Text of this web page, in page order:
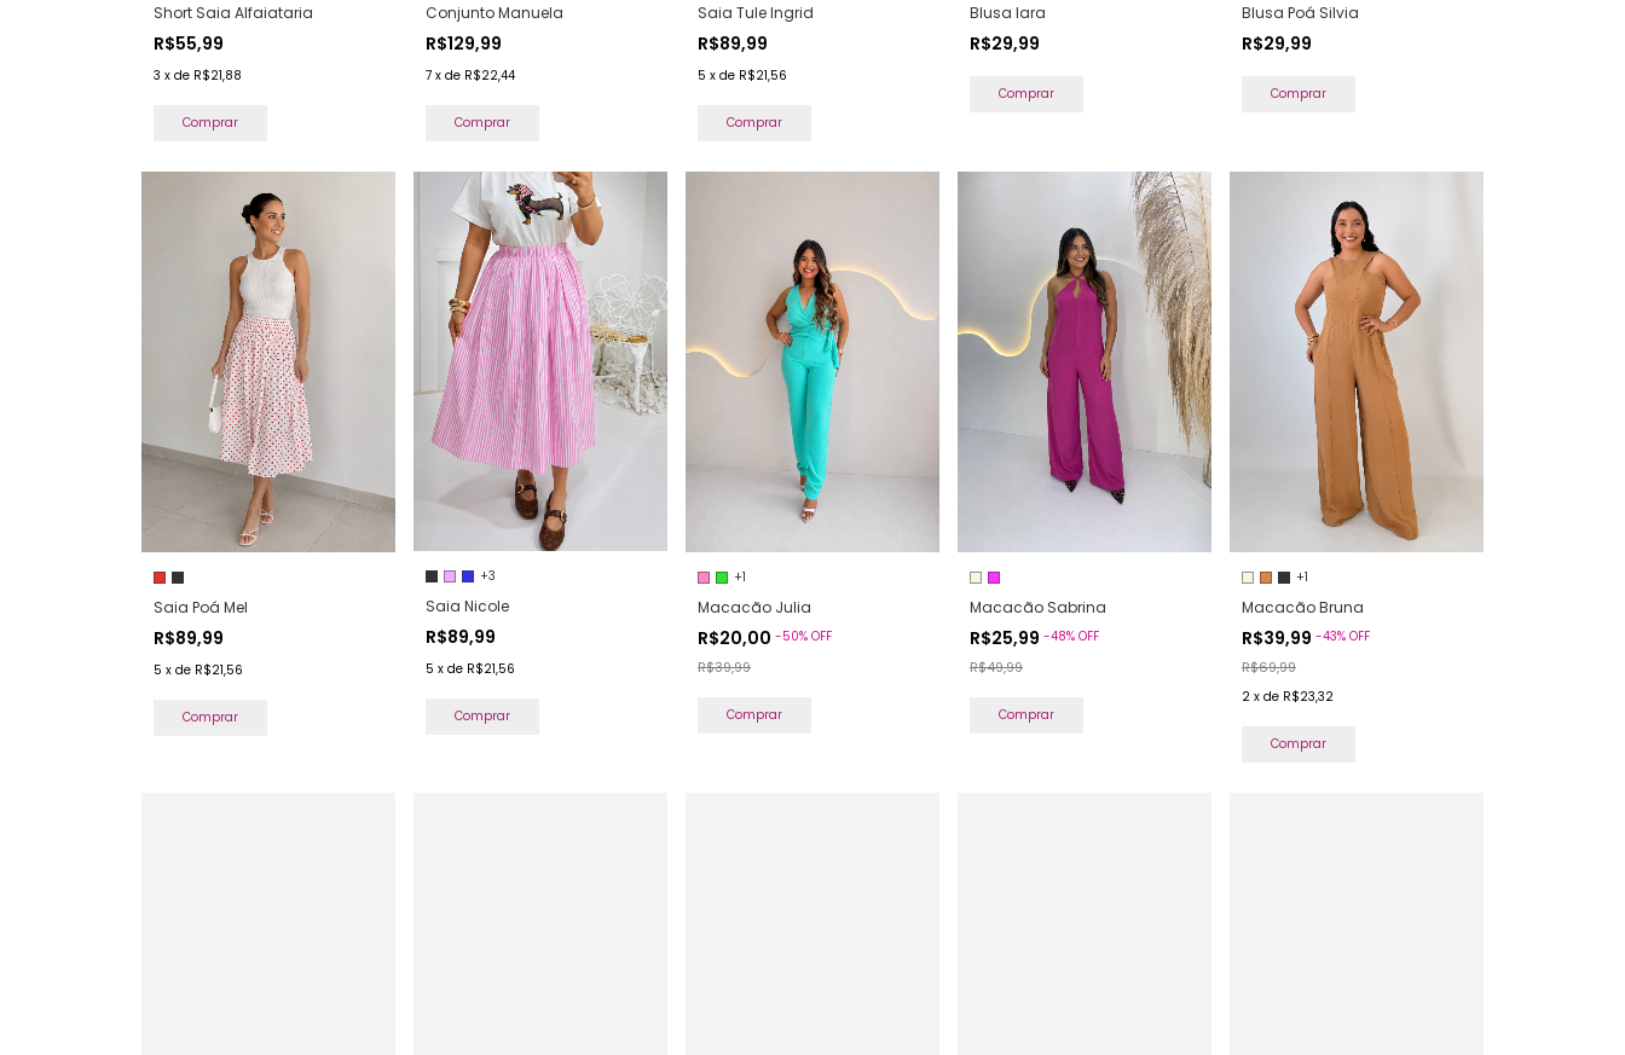
Short Saia Alfaiataria
R$55,99
3 x de R$21,88
Comprar
Conjunto Manuela
R$129,99
7 x de R$22,44
Comprar
Saia Tule Ingrid
R$89,99
5 x de R$21,56
Comprar
Blusa Iara
R$29,99
Comprar
Blusa Poá Silvia
R$29,99
Comprar
Saia Poá Mel
R$89,99
5 x de R$21,56
Comprar
+3
Saia Nicole
R$89,99
5 x de R$21,56
Comprar
+1
Macacão Julia
R$20,00 -50% OFF
R$39,99
Comprar
Macacão Sabrina
R$25,99 -48% OFF
R$49,99
Comprar
+1
Macacão Bruna
R$39,99 -43% OFF
R$69,99
2 x de R$23,32
Comprar